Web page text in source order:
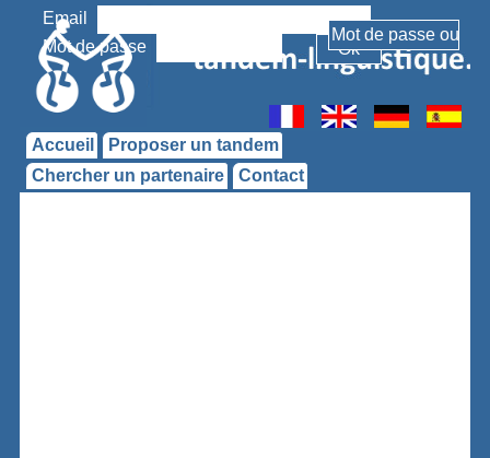
Email
Mot de passe
Accueil
Proposer un tandem
Chercher un partenaire
Contact